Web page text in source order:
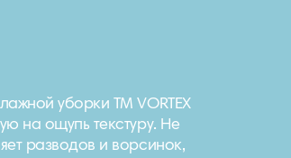
уборки ТМ VORTEX
на ощупь текстуру. Не
разводов и ворсинок,